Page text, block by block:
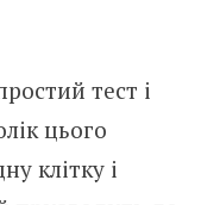
тест і
цього
клітку і